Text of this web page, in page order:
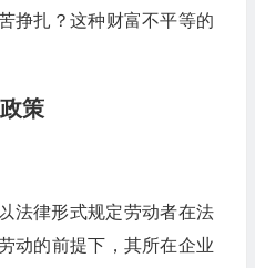
挣扎？这种财富不平等的
策
法律形式规定劳动者在法
动的前提下，其所在企业